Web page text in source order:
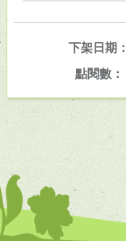
下架日期：
點閱數：